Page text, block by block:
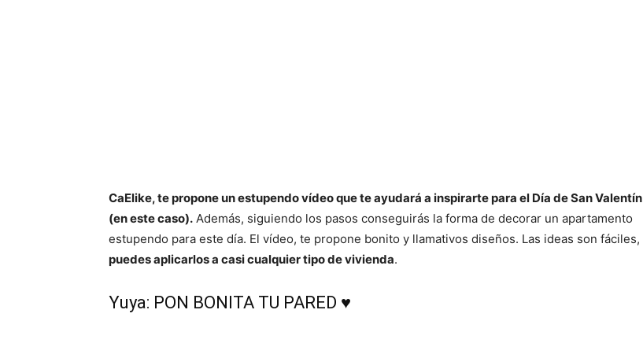
CaElike, te propone un estupendo vídeo que te ayudará a inspirarte para el Día de San Valentín
(en este caso). Además, siguiendo los pasos conseguirás la forma de decorar un apartamento
estupendo para este día. El vídeo, te propone bonito y llamativos diseños. Las ideas son fáciles,
puedes aplicarlos a casi cualquier tipo de vivienda.
Yuya: PON BONITA TU PARED ♥